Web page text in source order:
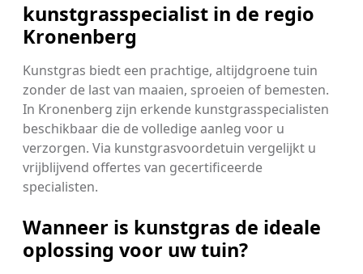
kunstgrasspecialist in de regio
Kronenberg
Kunstgras biedt een prachtige, altijdgroene tuin
zonder de last van maaien, sproeien of bemesten.
In Kronenberg zijn erkende kunstgrasspecialisten
beschikbaar die de volledige aanleg voor u
verzorgen. Via kunstgrasvoordetuin vergelijkt u
vrijblijvend offertes van gecertificeerde
specialisten.
Wanneer is kunstgras de ideale
oplossing voor uw tuin?